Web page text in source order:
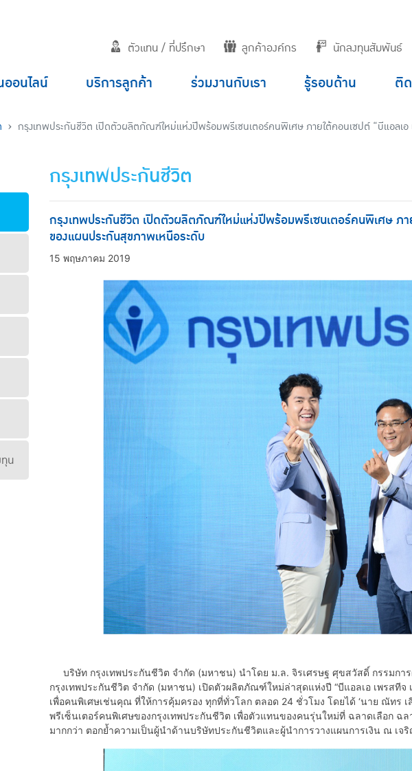
ตัวแทน / ที่ปรึกษา ลูกค้าองค์กร นักลงทุนสัมพันธ์
อนไลน์ บริการลูกค้า ร่วมงานกับเรา รู้รอบด้าน ติ
กรุงเทพประกันชีวิต เปิดตัวผลิตภัณฑ์ใหม่แห่งปีพร้อมพรีเซนเตอร์คนพิเศษ ภายใต้คอนเซปต์ “บีแอลเ
น
กรุงเทพประกันชีวิต
กรุงเทพประกันชีวิต เปิดตัวผลิตภัณฑ์ใหม่แห่งปีพร้อมพรีเซนเตอร์คนพิเศษ ภา
ของแผนประกันสุขภาพเหนือระดับ
15 พฤษภาคม 2019
บริษัท กรุงเทพประกันชีวิต จำกัด (มหาชน) นำโดย ม.ล. จิรเศรษฐ ศุขสวัสดิ์ กรรมกา
กรุงเทพประกันชีวิต จำกัด (มหาชน) เปิดตัวผลิตภัณฑ์ใหม่ล่าสุดแห่งปี “บีแอลเอ เพรสที
เพื่อคนพิเศษเช่นคุณ ที่ให้การคุ้มครอง ทุกที่ทั่วโลก ตลอด 24 ชั่วโมง โดยได้ ‘นาย ณัทร
พรีเซ็นเตอร์คนพิเศษของกรุงเทพประกันชีวิต เพื่อตัวแทนของคนรุ่นใหม่ที่ ฉลาดเลือก ฉ
มากกว่า ตอกย้ำความเป็นผู้นำด้านบริษัทประกันชีวิตและผู้นำการวางแผนการเงิน ณ เจ